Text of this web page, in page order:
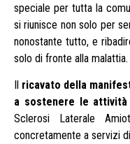
speciale per tutta la
si riunisce non solo per
nonostante tutto, e
solo di fronte alla malattia.
ricavato della
a sostenere le attività
Sclerosi Laterale
concretamente a servizi